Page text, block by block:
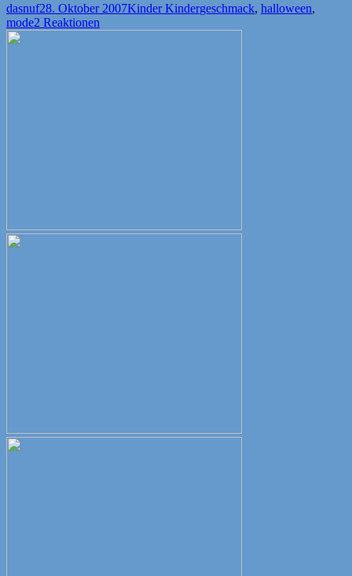
Autor
dasnufVeröffentlicht
am
28. Oktober 2007Kategorien
Kinder KinderSchlagwörter
geschmack, halloween,
mode2 Reaktionen